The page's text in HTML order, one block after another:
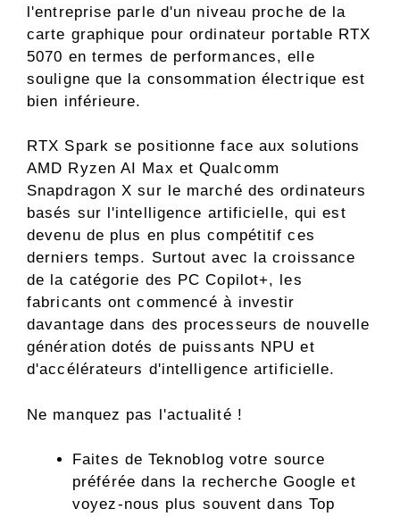
l'entreprise parle d'un niveau proche de la
carte graphique pour ordinateur portable RTX
5070 en termes de performances, elle
souligne que la consommation électrique est
bien inférieure.
RTX Spark se positionne face aux solutions
AMD Ryzen AI Max et Qualcomm
Snapdragon X sur le marché des ordinateurs
basés sur l'intelligence artificielle, qui est
devenu de plus en plus compétitif ces
derniers temps. Surtout avec la croissance
de la catégorie des PC Copilot+, les
fabricants ont commencé à investir
davantage dans des processeurs de nouvelle
génération dotés de puissants NPU et
d'accélérateurs d'intelligence artificielle.
Ne manquez pas l'actualité !
Faites de Teknoblog votre source
préférée dans la recherche Google et
voyez-nous plus souvent dans Top